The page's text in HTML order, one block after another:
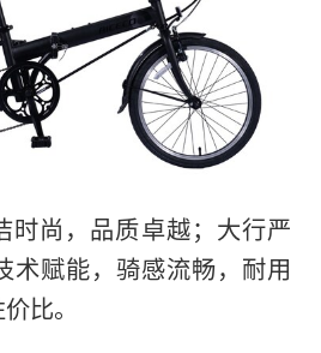
时尚，品质卓越；大行严
术赋能，骑感流畅，耐用
比。